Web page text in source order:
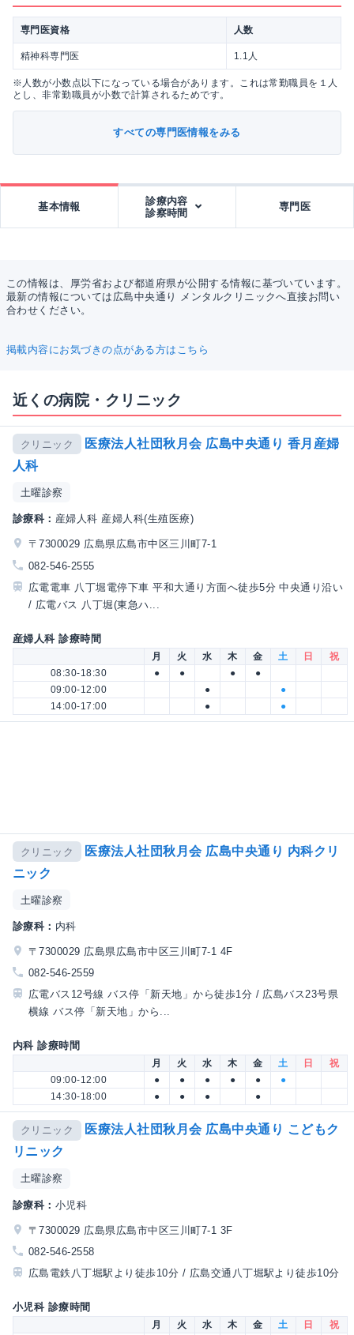
専門医資格 人数
精神科専門医 1.1人
※人数が小数点以下になっている場合があります。これは常勤職員を１人
とし、非常勤職員が小数で計算されるためです。
すべての専門医情報をみる
基本情報
診療内容
診察時間
専門医
この情報は、厚労省および都道府県が公開する情報に基づいています。
最新の情報については広島中央通り メンタルクリニックへ直接お問い
合わせください。
掲載内容にお気づきの点がある方はこちら
近くの病院・クリニック
クリニック
医療法人社団秋月会 広島中央通り 香月産婦
人科
土曜診察
診療科： 産婦人科 産婦人科(生殖医療)
〒7300029 広島県広島市中区三川町7-1
082-546-2555
広電電車 八丁堀電停下車 平和大通り方面へ徒歩5分 中央通り沿い
/ 広電バス 八丁堀(東急ハ...
産婦人科 診療時間
月 火 水 木 金 土 日
祝
08:30-18:30
● ● ●
●
09:00-12:00
●
●
14:00-17:00
● ●
クリニック
医療法人社団秋月会 広島中央通り 内科クリ
ニック
土曜診察
診療科： 内科
〒7300029 広島県広島市中区三川町7-1 4F
082-546-2559
広電バス12号線 バス停「新天地」から徒歩1分 / 広島バス23号県
横線 バス停「新天地」から...
内科 診療時間
月 火 水 木 金 土 日
祝
09:00-12:00
● ● ● ● ●
●
14:30-18:00
● ● ● ●
クリニック
医療法人社団秋月会 広島中央通り こどもク
リニック
土曜診察
診療科： 小児科
〒7300029 広島県広島市中区三川町7-1 3F
082-546-2558
広島電鉄八丁堀駅より徒歩10分 / 広島交通八丁堀駅より徒歩10分
小児科 診療時間
月 火 水 木 金 土 日 祝